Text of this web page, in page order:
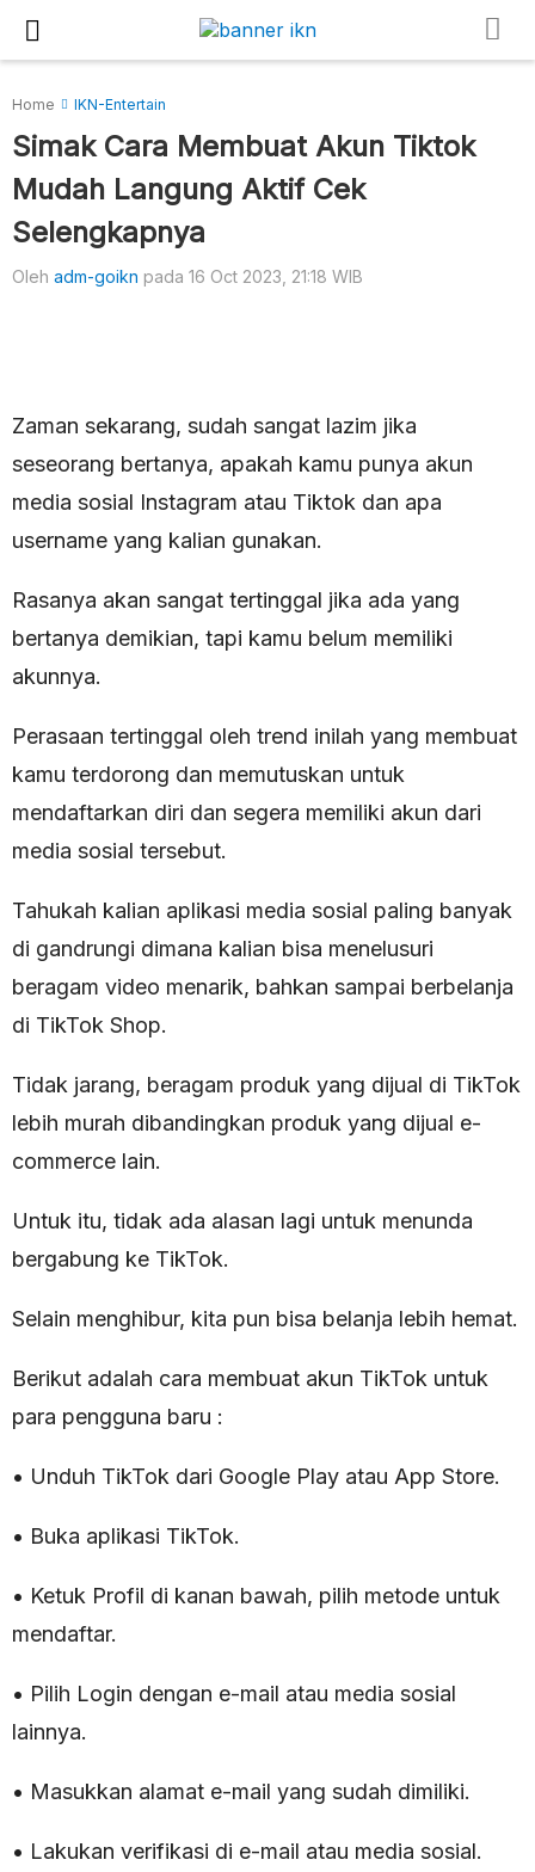
Home IKN-Entertain
Simak Cara Membuat Akun Tiktok
Mudah Langung Aktif Cek
Selengkapnya
Oleh adm-goikn pada 16 Oct 2023, 21:18 WIB
Zaman sekarang, sudah sangat lazim jika
seseorang bertanya, apakah kamu punya akun
media sosial Instagram atau Tiktok dan apa
username yang kalian gunakan.
Rasanya akan sangat tertinggal jika ada yang
bertanya demikian, tapi kamu belum memiliki
akunnya.
Perasaan tertinggal oleh trend inilah yang membuat
kamu terdorong dan memutuskan untuk
mendaftarkan diri dan segera memiliki akun dari
media sosial tersebut.
Tahukah kalian aplikasi media sosial paling banyak
di gandrungi dimana kalian bisa menelusuri
beragam video menarik, bahkan sampai berbelanja
di TikTok Shop.
Tidak jarang, beragam produk yang dijual di TikTok
lebih murah dibandingkan produk yang dijual e-
commerce lain.
Untuk itu, tidak ada alasan lagi untuk menunda
bergabung ke TikTok.
Selain menghibur, kita pun bisa belanja lebih hemat.
Berikut adalah cara membuat akun TikTok untuk
para pengguna baru :
• Unduh TikTok dari Google Play atau App Store.
• Buka aplikasi TikTok.
• Ketuk Profil di kanan bawah, pilih metode untuk
mendaftar.
• Pilih Login dengan e-mail atau media sosial
lainnya.
• Masukkan alamat e-mail yang sudah dimiliki.
• Lakukan verifikasi di e-mail atau media sosial.